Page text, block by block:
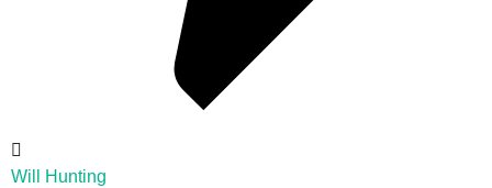
Will Hunting